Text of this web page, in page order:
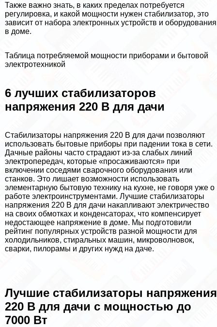
Также важно знать, в каких пределах потребуется
регулировка, и какой мощности нужен стабилизатор, это
зависит от набора электронных устройств и оборудования
в доме.
Таблица потрeбляемой мощности приборами и бытовой
электротехникой
6 лучших стабилизаторов
напряжения 220 В для дачи
Стабилизаторы напряжения 220 В для дачи позволяют
использовать бытовые приборы при падении тока в сети.
Дачные районы часто страдают из-за слабых линий
электропередач, которые «просаживаются» при
включении соседями сварочного оборудования или
станков. Это лишает возможности использовать
элементарную бытовую технику на кухне, не говоря уже о
работе электроинструментами. Лучшие стабилизаторы
напряжения 220 В для дачи накапливают электричество
на своих обмотках и конденсаторах, что компенсирует
недостающее напряжение в доме. Мы подготовили
рейтинг популярных устройств разной мощности для
холодильников, стиральных машин, микроволновок,
сварки, пилорамы и других нужд на даче.
Лучшие стабилизаторы напряжения
220 В для дачи с мощностью до
7000 Вт